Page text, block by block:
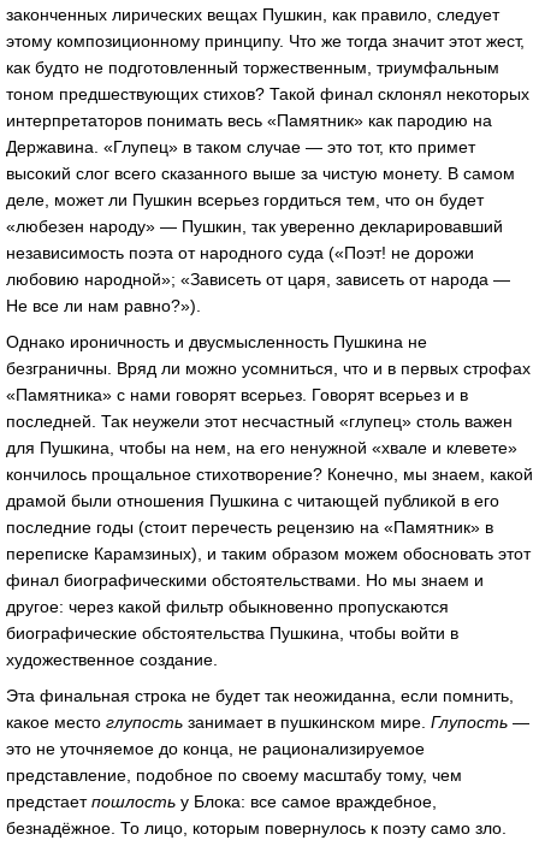
законченных лирических вещах Пушкин, как правило, следует
этому композиционному принципу. Что же тогда значит этот жест,
как будто не подготовленный торжественным, триумфальным
тоном предшествующих стихов? Такой финал склонял некоторых
интерпретаторов понимать весь «Памятник» как пародию на
Державина. «Глупец» в таком случае — это тот, кто примет
высокий слог всего сказанного выше за чистую монету. В самом
деле, может ли Пушкин всерьез гордиться тем, что он будет
«любезен народу» — Пушкин, так уверенно декларировавший
независимость поэта от народного суда («Поэт! не дорожи
любовию народной»; «Зависеть от царя, зависеть от народа —
Не все ли нам равно?»).
Однако ироничность и двусмысленность Пушкина не
безграничны. Вряд ли можно усомниться, что и в первых строфах
«Памятника» с нами говорят всерьез. Говорят всерьез и в
последней. Так неужели этот несчастный «глупец» столь важен
для Пушкина, чтобы на нем, на его ненужной «хвале и клевете»
кончилось прощальное стихотворение? Конечно, мы знаем, какой
драмой были отношения Пушкина с читающей публикой в его
последние годы (стоит перечесть рецензию на «Памятник» в
переписке Карамзиных), и таким образом можем обосновать этот
финал биографическими обстоятельствами. Но мы знаем и
другое: через какой фильтр обыкновенно пропускаются
биографические обстоятельства Пушкина, чтобы войти в
художественное создание.
Эта финальная строка не будет так неожиданна, если помнить,
какое место глупость занимает в пушкинском мире. Глупость —
это не уточняемое до конца, не рационализируемое
представление, подобное по своему масштабу тому, чем
предстаетпошлость у Блока: все самое враждебное,
безнадёжное. То лицо, которым повернулось к поэту само зло.